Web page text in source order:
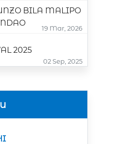
BILA MALIPO
19 Mar, 2026
2025
02 Sep, 2025